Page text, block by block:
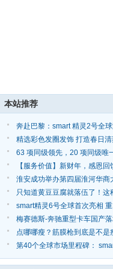
本站推荐
奔赴巴黎：smart 精灵2号全
球首秀在
精选彩色发圈发饰 打造春日清
63 项同级领先，20 项同级唯
smart #1即将
【服务价值】新财年，感恩回
行
淮安成功举办第四届淮河华商
项目 总投资
只知道黄豆豆腐就落伍了！这
肥、防三高，
smart精灵6号全球首次亮相
新标杆
梅赛德斯-奔驰重型卡车国产
点哪哪瘦？筋膜枪到底是不是
第40个全球市场里程碑：
洲，进入